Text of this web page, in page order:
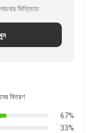
ভিত্তিতে
বিতরণ
67%
33%